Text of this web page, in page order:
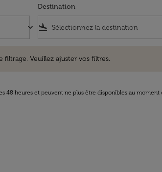
keyboard_arrow_down
Destination
flight_land
Veuillez ajuster vos filtres.
48 heures et peuvent ne plus être disponibles au